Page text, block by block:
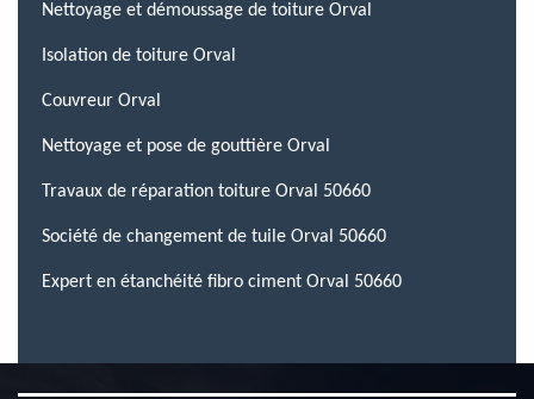
Nettoyage et démoussage de toiture Orval
Isolation de toiture Orval
Couvreur Orval
Nettoyage et pose de gouttière Orval
Travaux de réparation toiture Orval 50660
Société de changement de tuile Orval 50660
Expert en étanchéité fibro ciment Orval 50660